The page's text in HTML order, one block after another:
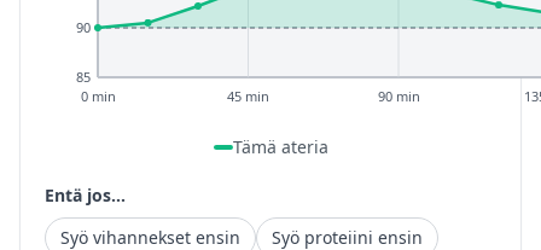
85
90
0 min 45 min 90 min
Tämä ateria
Entä jos...
Syö vihannekset ensin
Syö proteiini ensin